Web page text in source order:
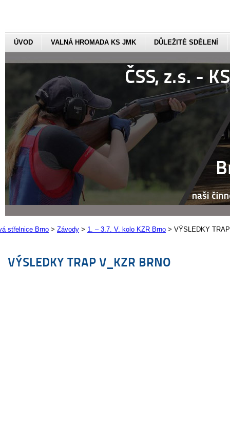
ÚVOD VALNÁ HROMADA KS JMK DŮLEŽITÉ SDĚLENÍ
střelnice Brno > Závody > 1. – 3.7. V. kolo KZR Brno > VÝSLEDKY
VÝSLEDKY TRAP V_KZR BRNO